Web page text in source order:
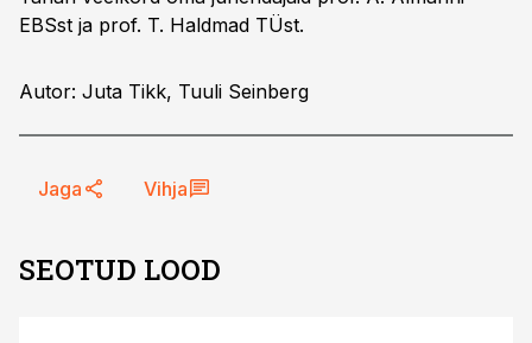
EBSst ja prof. T. Haldmad TÜst.
Autor: Juta Tikk, Tuuli Seinberg
Jaga Vihja
SEOTUD LOOD